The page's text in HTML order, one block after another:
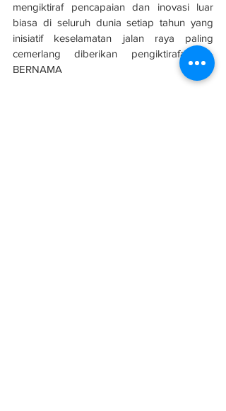
mengiktiraf pencapaian dan inovasi luar
biasa di seluruh dunia setiap tahun yang
inisiatif keselamatan jalan raya paling
cemerlang diberikan pengiktirafan. –
BERNAMA